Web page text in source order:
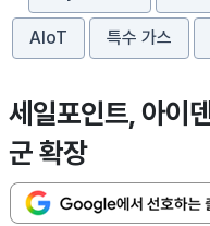
AIoT 특수 가스
세일포인트, 아이
군 확장